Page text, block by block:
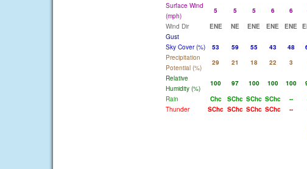
Surface Wind
(mph)
5 5 5 6 6
Wind Dir
ENE NE ENE ENE ENE
Gust
Sky Cover (%)
53 59 55 43 48
Precipitation
Potential (%)
29 21 18 22 3
Relative
Humidity (%)
100 97 100 100 100
Rain
Chc SChc SChc SChc --
Thunder
SChc SChc SChc SChc --